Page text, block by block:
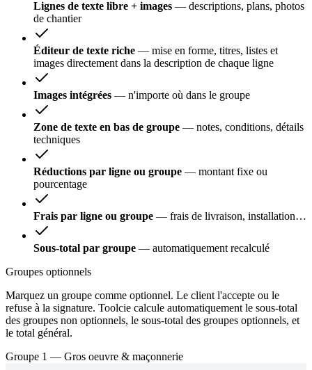
Lignes de texte libre + images — descriptions, plans, photos
de chantier
Éditeur de texte riche — mise en forme, titres, listes et
images directement dans la description de chaque ligne
Images intégrées — n'importe où dans le groupe
Zone de texte en bas de groupe — notes, conditions, détails
techniques
Réductions par ligne ou groupe — montant fixe ou
pourcentage
Frais par ligne ou groupe — frais de livraison, installation…
Sous-total par groupe — automatiquement recalculé
Groupes optionnels
Marquez un groupe comme optionnel. Le client l'accepte ou le
refuse à la signature. Toolcie calcule automatiquement le sous-total
des groupes non optionnels, le sous-total des groupes optionnels, et
le total général.
Groupe 1 — Gros oeuvre & maçonnerie